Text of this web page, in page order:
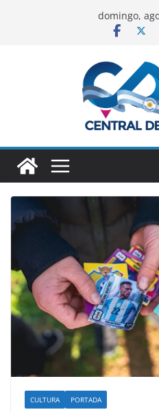
domingo,
CULTURA PORTADA